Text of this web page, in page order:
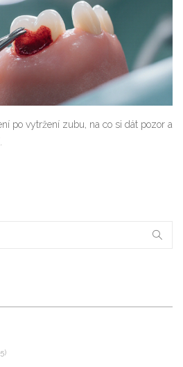
po vytržení zubu, na co si dát pozor a